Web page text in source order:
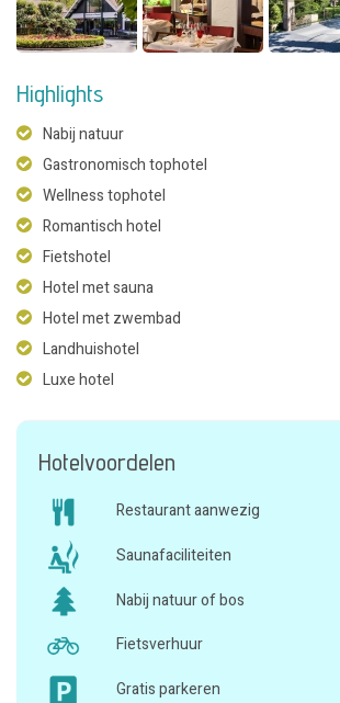
Highlights
Nabij natuur
Gastronomisch tophotel
Wellness tophotel
Romantisch hotel
Fietshotel
Hotel met sauna
Hotel met zwembad
Landhuishotel
Luxe hotel
Hotelvoordelen
Restaurant aanwezig
Saunafaciliteiten
Nabij natuur of bos
Fietsverhuur
Gratis parkeren